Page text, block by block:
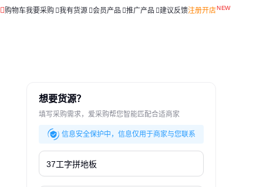
购物车我要采购 我有货源 会员产品 推广产品 建议反馈注册开店
想要货源？
填写采购需求，爱采购帮您智能匹配合适商家
信息安全保护中，信息仅用于商家与您联系